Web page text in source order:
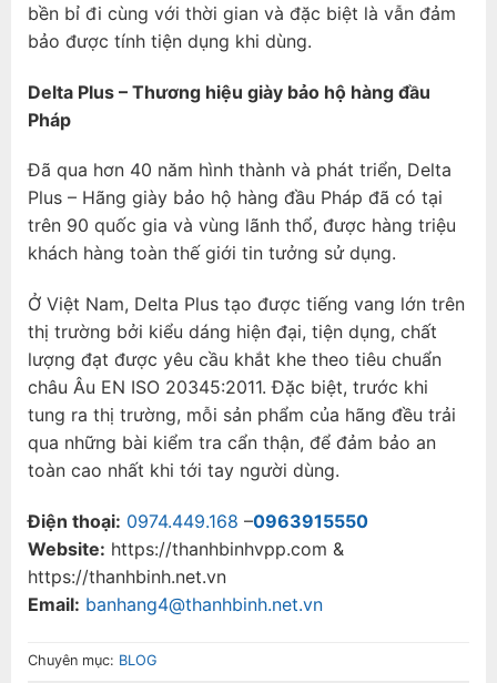
bền bỉ đi cùng với thời gian và đặc biệt là vẫn đảm
bảo được tính tiện dụng khi dùng.
Delta Plus – Thương hiệu giày bảo hộ hàng đầu
Pháp
Đã qua hơn 40 năm hình thành và phát triển, Delta
Plus – Hãng giày bảo hộ hàng đầu Pháp đã có tại
trên 90 quốc gia và vùng lãnh thổ, được hàng triệu
khách hàng toàn thế giới tin tưởng sử dụng.
Ở Việt Nam, Delta Plus tạo được tiếng vang lớn trên
thị trường bởi kiểu dáng hiện đại, tiện dụng, chất
lượng đạt được yêu cầu khắt khe theo tiêu chuẩn
châu Âu EN ISO 20345:2011. Đặc biệt, trước khi
tung ra thị trường, mỗi sản phẩm của hãng đều trải
qua những bài kiểm tra cẩn thận, để đảm bảo an
toàn cao nhất khi tới tay người dùng.
Điện thoại: 0974.449.168 –0963915550
Website: https://thanhbinhvpp.com &
https://thanhbinh.net.vn
Email: banhang4@thanhbinh.net.vn
Chuyên mục: BLOG